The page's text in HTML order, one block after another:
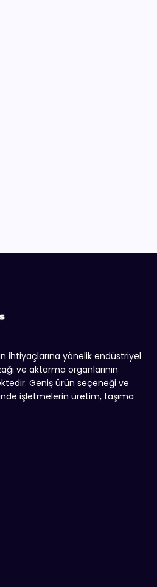
ihtiyaçlarına yönelik endüstriyel
ve aktarma organlarının
Geniş ürün seçeneği ve
işletmelerin üretim, taşıma